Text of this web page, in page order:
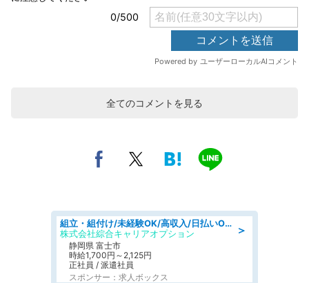
全てのコメントを見る
＞
組立・組付け/未経験OK/高収入/日払いOK/寮費無料/交替制
株式会社綜合キャリアオプション
静岡県 富士市
時給1,700円～2,125円
正社員 / 派遣社員
スポンサー：求人ボックス